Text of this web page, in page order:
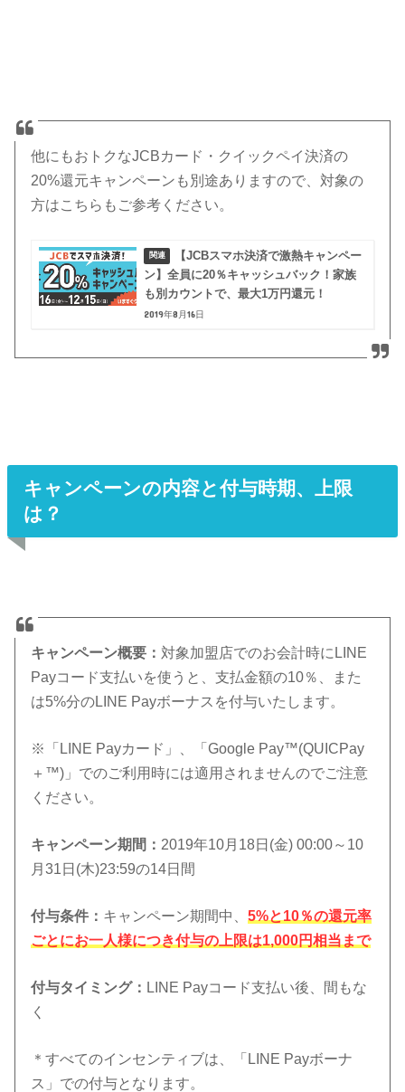
他にもおトクなJCBカード・クイックペイ決済の
20%還元キャンペーンも別途ありますので、対象の
方はこちらもご参考ください。
【JCBスマホ決済で激熱キャンペー
ン】全員に20％キャッシュバック！家族
も別カウントで、最大1万円還元！
2019年8月16日
キャンペーンの内容と付与時期、上限
は？
キャンペーン概要： 対象加盟店でのお会計時にLINE
Payコード支払いを使うと、支払金額の10％、また
は5%分のLINE Payボーナスを付与いたします。
※「LINE Payカード」、「Google Pay™(QUICPay
＋™)」でのご利用時には適用されませんのでご注意
ください。
キャンペーン期間 ： 2019年10月18日(金) 00:00～10
月31日(木)23:59の14日間
付与条件： キャンペーン期間中、5%と10％の還元率
ごとにお一人様につき付与の上限は1,000円相当まで
付与タイミング： LINE Payコード支払い後、間もな
く
＊すべてのインセンティブは、「LINE Payボーナ
ス」での付与となります。